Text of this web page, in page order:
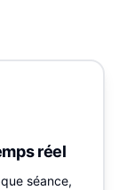
réel
séance,